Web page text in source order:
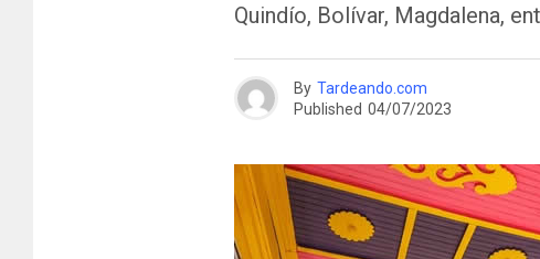
Quindío, Bolívar, Magdalena,
By Tardeando.com
Published 04/07/2023